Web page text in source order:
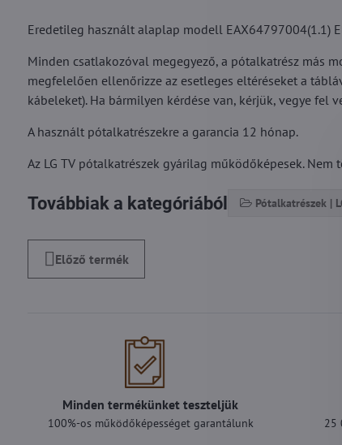
Eredetileg használt alaplap modell EAX64797004(1.1)
Minden csatlakozóval megegyező, a pótalkatrész más
megfelelően ellenőrizze az esetleges eltéréseket a
kábeleket). Ha bármilyen kérdése van, kérjük, vegye fel
A használt pótalkatrészekre a garancia 12 hónap.
Az LG TV pótalkatrészek gyárilag működőképesek.
Továbbiak a kategóriából Pótalkatrészek |
Előző termék
Minden termékünket teszteljük
100%-os működőképességet garantálunk 25